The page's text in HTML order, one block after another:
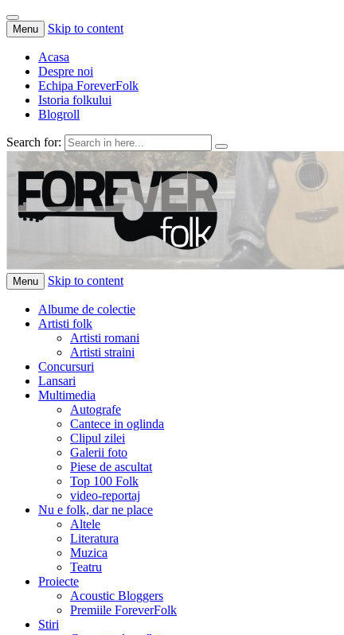
Menu Skip to content
Acasa
Despre noi
Echipa ForeverFolk
Istoria folkului
Blogroll
Search for:
ForeverFolk
Muzica sufletului tau
Menu Skip to content
Albume de colectie
Artisti folk
Artisti romani
Artisti straini
Concursuri
Lansari
Multimedia
Autografe
Cantece in oglinda
Clipul zilei
Galerii foto
Piese de ascultat
Top 100 Folk
video-reportaj
Nu e folk, dar ne place
Altele
Literatura
Muzica
Teatru
Proiecte
Acoustic Bloggers
Premiile ForeverFolk
Stiri